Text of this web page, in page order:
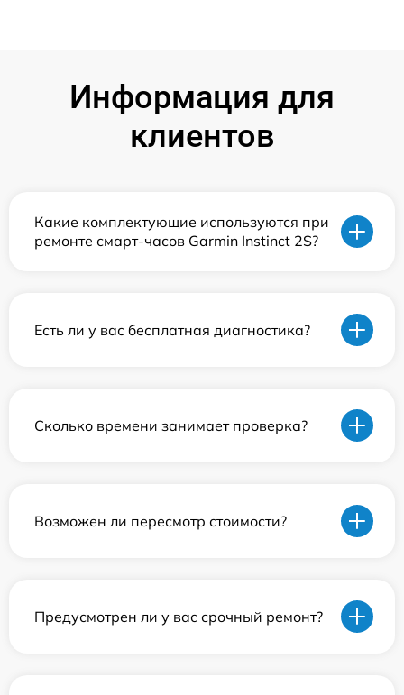
Информация для
клиентов
Какие комплектующие используются при
ремонте смарт-часов Garmin Instinct 2S?
Есть ли у вас бесплатная диагностика?
Сколько времени занимает проверка?
Возможен ли пересмотр стоимости?
Предусмотрен ли у вас срочный ремонт?